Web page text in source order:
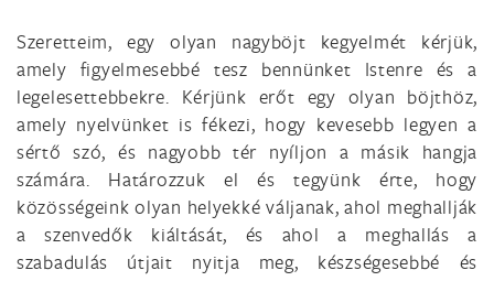
Szeretteim, egy olyan nagyböjt kegyelmét kérjük,
amely figyelmesebbé tesz bennünket Istenre és a
legelesettebbekre. Kérjünk erőt egy olyan böjthöz,
amely nyelvünket is fékezi, hogy kevesebb legyen a
sértő szó, és nagyobb tér nyíljon a másik hangja
számára. Határozzuk el és tegyünk érte, hogy
közösségeink olyan helyekké váljanak, ahol meghallják
a szenvedők kiáltását, és ahol a meghallás a
szabadulás útjait nyitja meg, készségesebbé és